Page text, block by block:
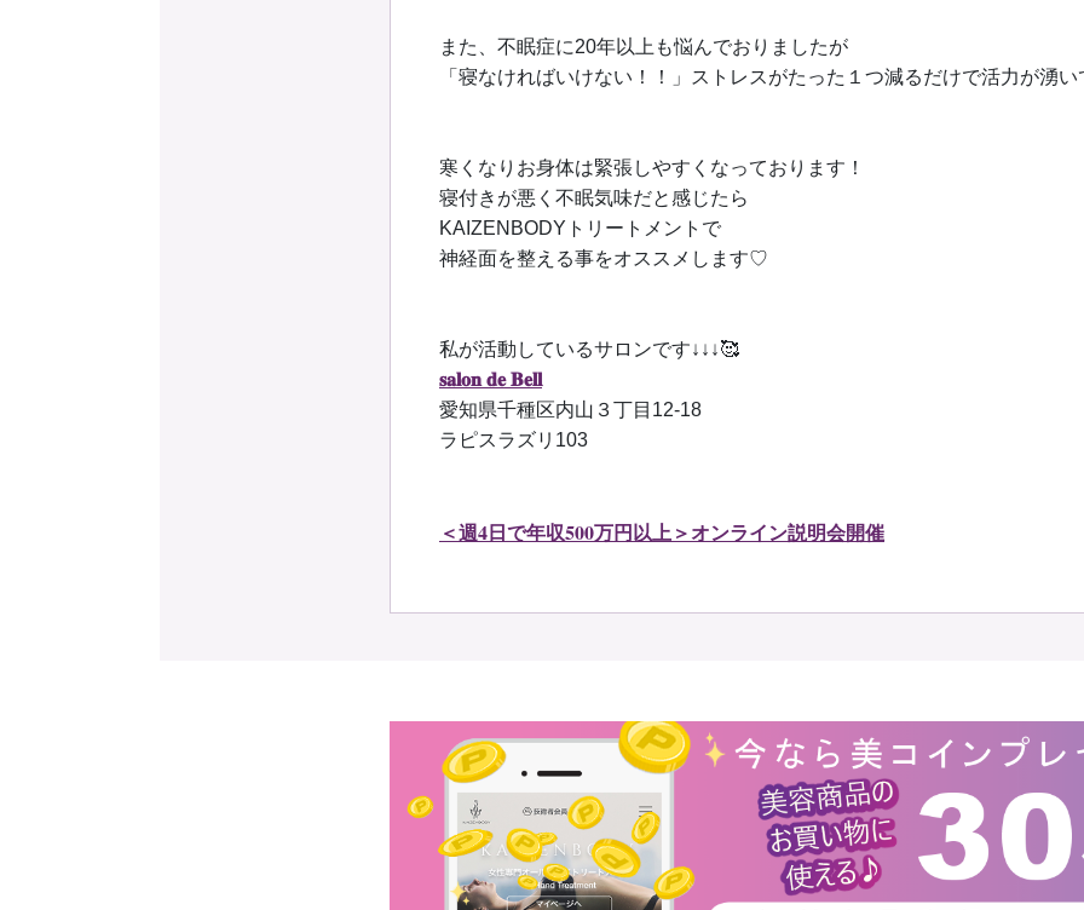
また、不眠症に20年以上も悩んでおりましたが
「寝なければいけない！！」ストレスがたった１つ減るだけで活力が湧
寒くなりお身体は緊張しやすくなっております！
寝付きが悪く不眠気味だと感じたら
KAIZENBODYトリートメントで
神経面を整える事をオススメします♡
私が活動しているサロンです↓↓↓🥰
𝐬𝐚𝐥𝐨𝐧 𝐝𝐞 𝐁𝐞𝐥𝐥
愛知県千種区内山３丁目12-18
ラピスラズリ103
＜週4日で年収500万円以上＞オンライン説明会開催